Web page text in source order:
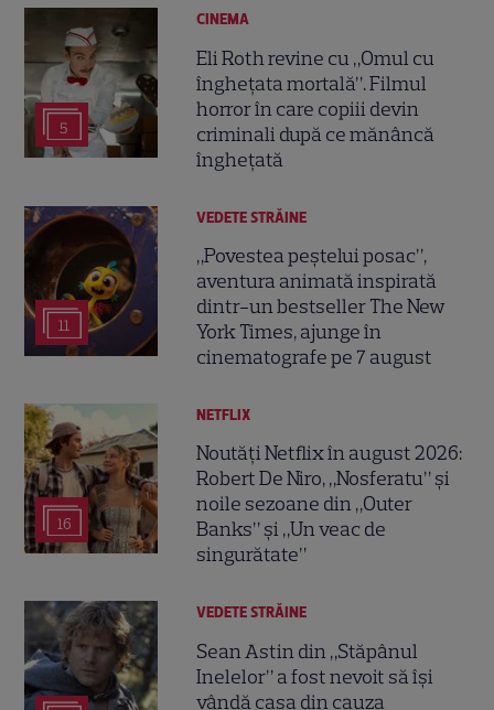
5
CINEMA
Eli Roth revine cu „Omul cu
înghețata mortală”. Filmul
horror în care copiii devin
criminali după ce mănâncă
înghețată
11
VEDETE STRĂINE
„Povestea peștelui posac”,
aventura animată inspirată
dintr-un bestseller The New
York Times, ajunge în
cinematografe pe 7 august
16
NETFLIX
Noutăți Netflix în august 2026:
Robert De Niro, „Nosferatu” și
noile sezoane din „Outer
Banks” și „Un veac de
singurătate”
VEDETE STRĂINE
Sean Astin din „Stăpânul
Inelelor” a fost nevoit să își
vândă casa din cauza